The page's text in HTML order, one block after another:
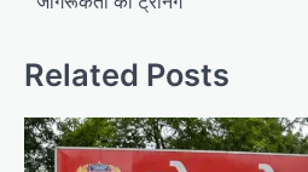
Related Posts